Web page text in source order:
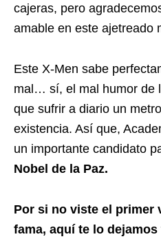
cajeras, pero
amable en este ajetreado
Este X-Men sabe
mal… sí, el mal humor de
que sufrir a diario un
existencia. Así que,
un importante candidato
Nobel de la Paz.
Por si no viste el primer
fama, aquí te lo